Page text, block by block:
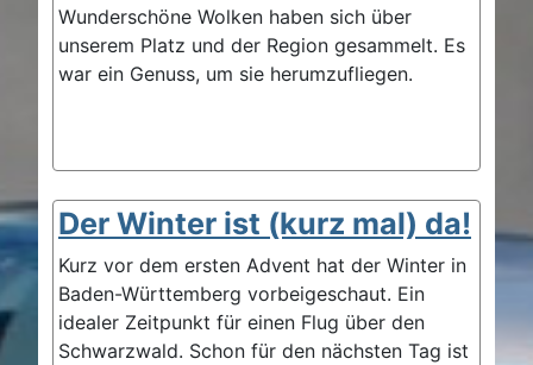
Wunderschöne Wolken haben sich über
unserem Platz und der Region gesammelt. Es
war ein Genuss, um sie herumzufliegen.
Der Winter ist (kurz mal) da!
Kurz vor dem ersten Advent hat der Winter in
Baden-Württemberg vorbeigeschaut. Ein
idealer Zeitpunkt für einen Flug über den
Schwarzwald. Schon für den nächsten Tag ist